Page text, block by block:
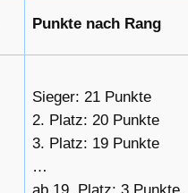
Punkte nach Rang
Sieger: 21 Punkte
2. Platz: 20 Punkte
3. Platz: 19 Punkte
…